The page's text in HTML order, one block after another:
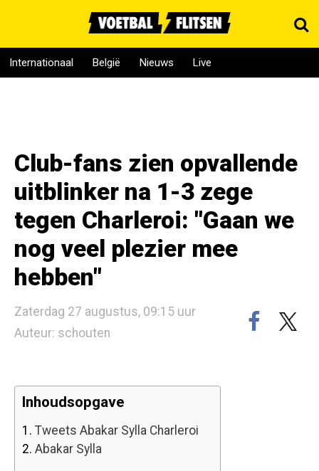
Internationaal België Nieuws Live
Club-fans zien opvallende
uitblinker na 1-3 zege
tegen Charleroi: "Gaan we
nog veel plezier mee
hebben"
Zaterdag 27 augustus, 09:15 uur
Auteur: schouten
Inhoudsopgave
1. Tweets Abakar Sylla Charleroi
2. Abakar Sylla